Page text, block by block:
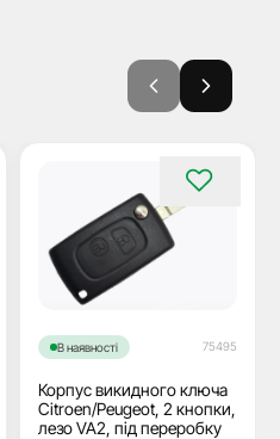
В наявності 75495
Корпус викидного ключа
Citroen/Peugeot, 2 кнопки,
лезо VA2, під переробку